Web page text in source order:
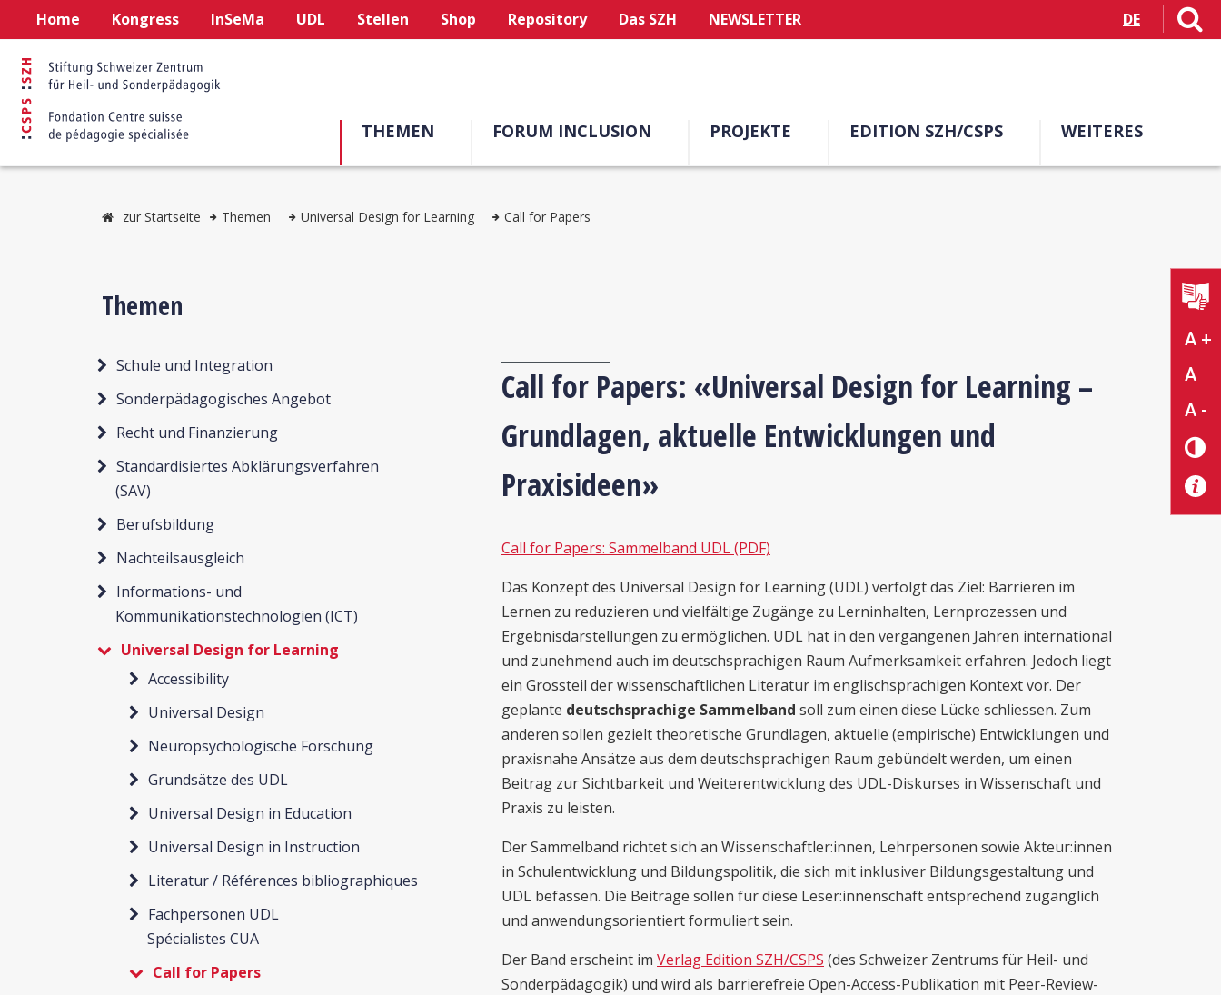
Home Kongress InSeMa UDL Stellen Shop Repository Das SZH NEWSLETTER DE
THEMEN FORUM INCLUSION PROJEKTE EDITION SZH/CSPS WEITERES
A +
A
A -
zur Startseite Themen Universal Design for Learning Call for Papers
Themen
Schule und Integration
Sonderpädagogisches Angebot
Recht und Finanzierung
Standardisiertes Abklärungsverfahren
(SAV)
Berufsbildung
Nachteilsausgleich
Informations- und
Kommunikationstechnologien (ICT)
Universal Design for Learning
Accessibility
Universal Design
Neuropsychologische Forschung
Grundsätze des UDL
Universal Design in Education
Universal Design in Instruction
Literatur / Références bibliographiques
Fachpersonen UDL
Spécialistes CUA
Call for Papers
Call for Papers: «Universal Design for Learning –
Grundlagen, aktuelle Entwicklungen und
Praxisideen»
Call for Papers: Sammelband UDL (PDF)
Das Konzept des Universal Design for Learning (UDL) verfolgt das Ziel: Barrieren im
Lernen zu reduzieren und vielfältige Zugänge zu Lerninhalten, Lernprozessen und
Ergebnisdarstellungen zu ermöglichen. UDL hat in den vergangenen Jahren international
und zunehmend auch im deutschsprachigen Raum Aufmerksamkeit erfahren. Jedoch liegt
ein Grossteil der wissenschaftlichen Literatur im englischsprachigen Kontext vor. Der
geplante deutschsprachige Sammelband soll zum einen diese Lücke schliessen. Zum
anderen sollen gezielt theoretische Grundlagen, aktuelle (empirische) Entwicklungen und
praxisnahe Ansätze aus dem deutschsprachigen Raum gebündelt werden, um einen
Beitrag zur Sichtbarkeit und Weiterentwicklung des UDL-Diskurses in Wissenschaft und
Praxis zu leisten.
Der Sammelband richtet sich an Wissenschaftler:innen, Lehrpersonen sowie Akteur:innen
in Schulentwicklung und Bildungspolitik, die sich mit inklusiver Bildungsgestaltung und
UDL befassen. Die Beiträge sollen für diese Leser:innenschaft entsprechend zugänglich
und anwendungsorientiert formuliert sein.
Der Band erscheint im Verlag Edition SZH/CSPS (des Schweizer Zentrums für Heil- und
Sonderpädagogik) und wird als barrierefreie Open-Access-Publikation mit Peer-Review-